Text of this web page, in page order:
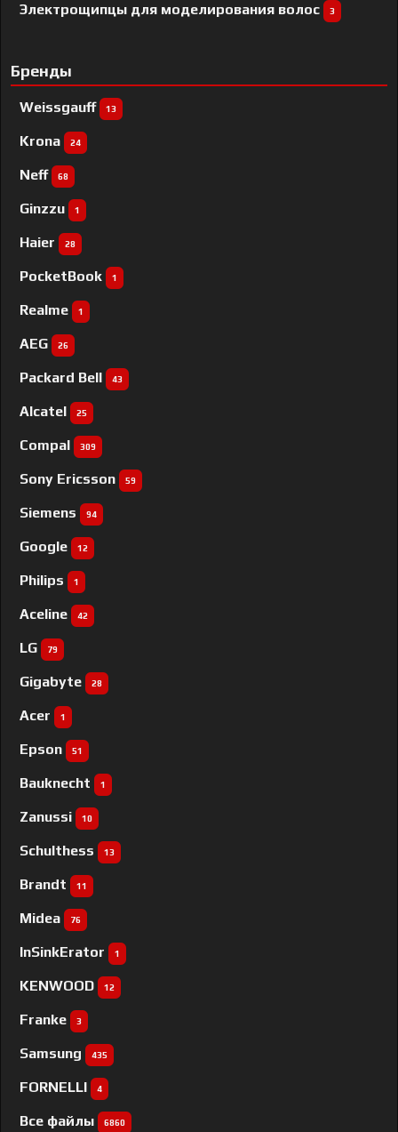
Электрощипцы для моделирования волос 3
Бренды
Weissgauff 13
Krona 24
Neff 68
Ginzzu 1
Haier 28
PocketBook 1
Realme 1
AEG 26
Packard Bell 43
Alcatel 25
Compal 309
Sony Ericsson 59
Siemens 94
Google 12
Philips 1
Aceline 42
LG 79
Gigabyte 28
Acer 1
Epson 51
Bauknecht 1
Zanussi 10
Schulthess 13
Brandt 11
Midea 76
InSinkErator 1
KENWOOD 12
Franke 3
Samsung 435
FORNELLI 4
Все файлы 6860